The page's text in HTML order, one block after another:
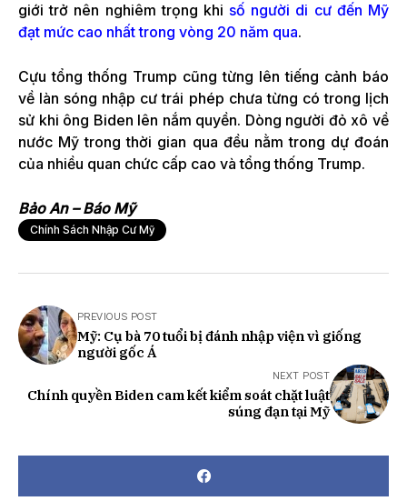
giới trở nên nghiêm trọng khi số người di cư đến Mỹ
đạt mức cao nhất trong vòng 20 năm qua.
Cựu tổng thống Trump cũng từng lên tiếng cảnh báo
về làn sóng nhập cư trái phép chưa từng có trong lịch
sử khi ông Biden lên nắm quyền. Dòng người đỏ xô về
nước Mỹ trong thời gian qua đều nằm trong dự đoán
của nhiều quan chức cấp cao và tổng thống Trump.
Bảo An – Báo Mỹ
Chính Sách Nhập Cư Mỹ
PREVIOUS POST
Mỹ: Cụ bà 70 tuổi bị đánh nhập viện vì giống
người gốc Á
NEXT POST
Chính quyền Biden cam kết kiểm soát chặt luật
súng đạn tại Mỹ